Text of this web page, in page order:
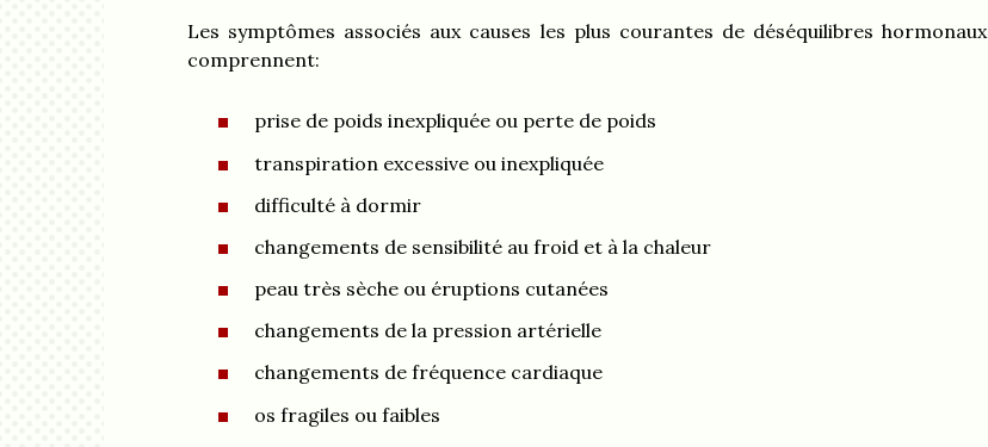
Les symptômes associés aux causes les plus courantes de déséquilibres hormonaux
comprennent:
prise de poids inexpliquée ou perte de poids
transpiration excessive ou inexpliquée
difficulté à dormir
changements de sensibilité au froid et à la chaleur
peau très sèche ou éruptions cutanées
changements de la pression artérielle
changements de fréquence cardiaque
os fragiles ou faibles